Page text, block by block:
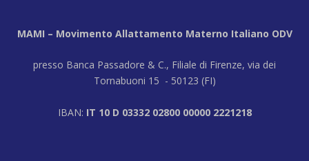
MAMI – Movimento Allattamento Materno Italiano ODV
presso Banca Passadore & C., Filiale di Firenze, via dei
Tornabuoni 15 - 50123 (FI)
IBAN: IT 10 D 03332 02800 00000 2221218